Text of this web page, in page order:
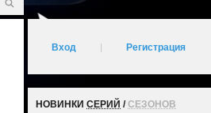
Вход Регистрация
НОВИНКИ СЕРИЙ /СЕЗОНОВ